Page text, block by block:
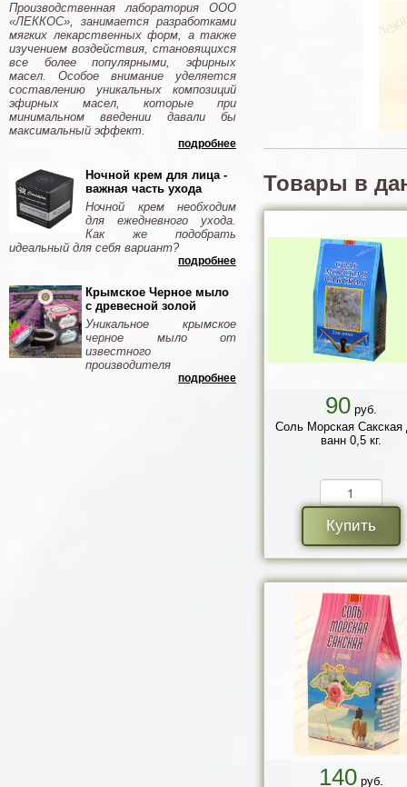
Производственная лаборатория ООО
«ЛЕККОС», занимается разработками
мягких лекарственных форм, а также
изучением воздействия, становящихся
все более популярными, эфирных
масел. Особое внимание уделяется
составлению уникальных композиций
эфирных масел, которые при
минимальном введении давали бы
максимальный эффект.
подробнее
Ночной крем для лица -
важная часть ухода
Ночной крем необходим
для ежедневного ухода.
Как же подобрать
идеальный для себя вариант?
подробнее
Крымское Черное мыло
с древесной золой
Уникальное крымское
черное мыло от
известного
производителя
подробнее
Товары в
90руб.
Соль Морская Сакская
ванн 0,5 кг.
Купить
140руб.